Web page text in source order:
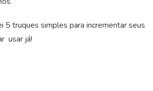
5 truques simples para incrementar seus
usar já!